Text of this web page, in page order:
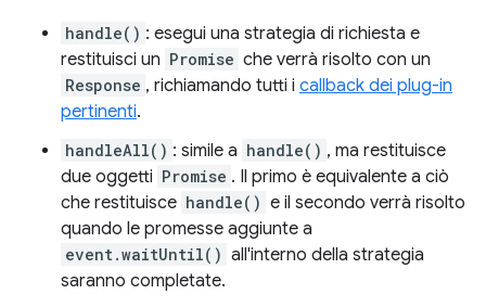
handle() : esegui una strategia di richiesta e
restituisci un Promise che verrà risolto con un
Response , richiamando tutti i callback dei plug-in
pertinenti.
handleAll() : simile a handle() , ma restituisce
due oggetti Promise . Il primo è equivalente a ciò
che restituisce handle() e il secondo verrà risolto
quando le promesse aggiunte a
event.waitUntil() all'interno della strategia
saranno completate.